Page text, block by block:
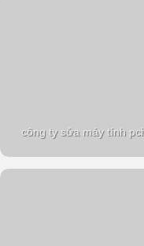
công ty sửa máy tính pci